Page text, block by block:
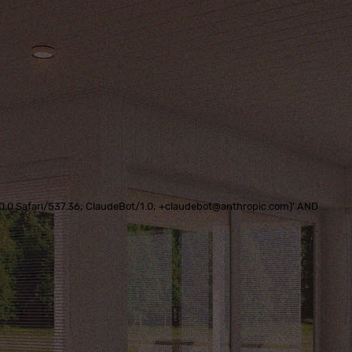
Safari/537.36; ClaudeBot/1.0; +claudebot@anthropic.com)' AND